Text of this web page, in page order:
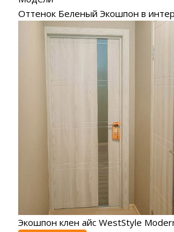
Оттенок Беленый Экошпон в
Экошпон клен айс WestStyle